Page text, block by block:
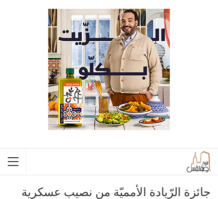
جائزة الرّيادة الأمميّة من نصيب عسكرية